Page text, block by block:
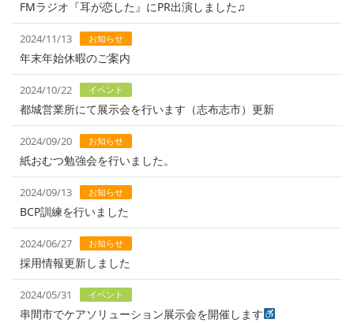
FMラジオ『耳が恋した』にPR出演しました♫
2024/11/13 お知らせ
年末年始休暇のご案内
2024/10/22 イベント
都城営業所にて展示会を行います（志布志市）更新
2024/09/20 お知らせ
紙おむつ勉強会を行いました。
2024/09/13 お知らせ
BCP訓練を行いました
2024/06/27 お知らせ
採用情報更新しました
2024/05/31 イベント
串間市でケアソリューション展示会を開催します